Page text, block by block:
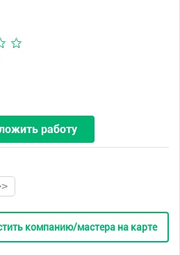
работу
компанию/мастера на карте